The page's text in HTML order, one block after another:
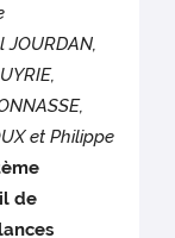
JOURDAN,
et Philippe
de